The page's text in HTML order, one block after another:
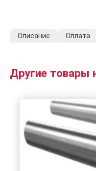
Описание Оплата
Другие товары